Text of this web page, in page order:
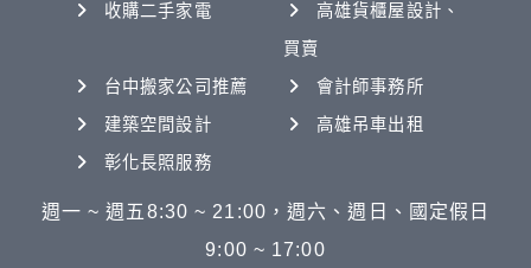
收購二手家電
高雄貨櫃屋設計、
買賣
台中搬家公司推薦
會計師事務所
建築空間設計
高雄吊車出租
彰化長照服務
週一 ~ 週五8:30 ~ 21:00，週六、週日、國定假日
9:00 ~ 17:00